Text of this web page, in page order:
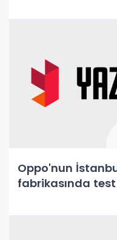
Oppo'nun
fabrikasında